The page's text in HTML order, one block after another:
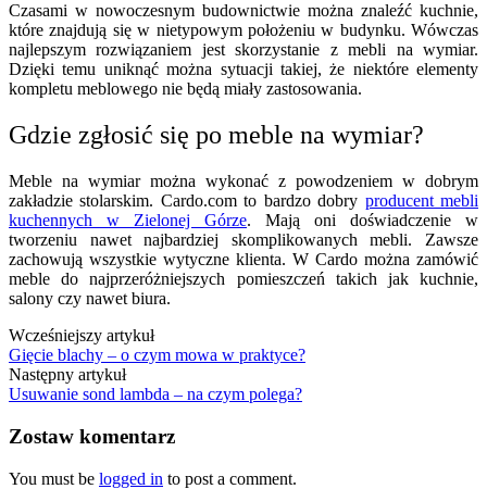
Czasami w nowoczesnym budownictwie można znaleźć kuchnie,
które znajdują się w nietypowym położeniu w budynku. Wówczas
najlepszym rozwiązaniem jest skorzystanie z mebli na wymiar.
Dzięki temu uniknąć można sytuacji takiej, że niektóre elementy
kompletu meblowego nie będą miały zastosowania.
Gdzie zgłosić się po meble na wymiar?
Meble na wymiar można wykonać z powodzeniem w dobrym
zakładzie stolarskim. Cardo.com to bardzo dobry producent mebli
kuchennych w Zielonej Górze. Mają oni doświadczenie w
tworzeniu nawet najbardziej skomplikowanych mebli. Zawsze
zachowują wszystkie wytyczne klienta. W Cardo można zamówić
meble do najprzeróżniejszych pomieszczeń takich jak kuchnie,
salony czy nawet biura.
Wcześniejszy artykuł
Gięcie blachy – o czym mowa w praktyce?
Następny artykuł
Usuwanie sond lambda – na czym polega?
Zostaw komentarz
You must be logged in to post a comment.